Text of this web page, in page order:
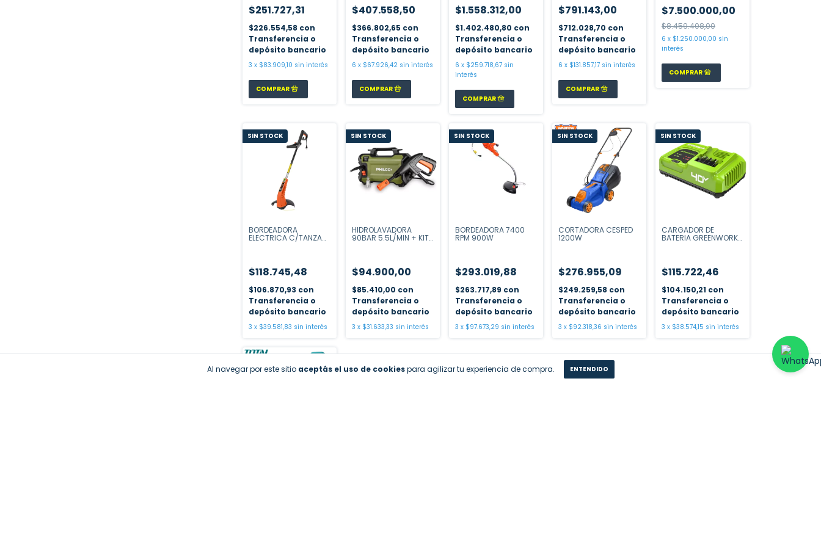
Al navegar por este sitio aceptás el uso de cookiespara agilizar tu experiencia de compra. ENTENDIDO
$251.727,31
$226.554,58 con
Transferencia o
depósito bancario
3 x $83.909,10 sin interés
$407.558,50
$366.802,65 con
Transferencia o
depósito bancario
6 x $67.926,42 sin interés
$1.558.312,00
$1.402.480,80 con
Transferencia o
depósito bancario
6 x $259.718,67 sin
interés
$791.143,00
$712.028,70 con
Transferencia o
depósito bancario
6 x $131.857,17 sin interés
$7.500.000,00
$8.459.408,00
6 x $1.250.000,00 sin
interés
SIN STOCK
BORDEADORA
ELECTRICA C/TANZA
$118.745,48
$106.870,93 con
Transferencia o
depósito bancario
3 x $39.581,83 sin interés
SIN STOCK
HIDROLAVADORA
90BAR 5.5L/MIN + KIT
$94.900,00
$85.410,00 con
Transferencia o
depósito bancario
3 x $31.633,33 sin interés
SIN STOCK
BORDEADORA 7400
RPM 900W
$293.019,88
$263.717,89 con
Transferencia o
depósito bancario
3 x $97.673,29 sin interés
SIN STOCK
CORTADORA CESPED
1200W
$276.955,09
$249.259,58 con
Transferencia o
depósito bancario
3 x $92.318,36 sin interés
SIN STOCK
CARGADOR DE
BATERIA GREENWORKS
$115.722,46
$104.150,21 con
Transferencia o
depósito bancario
3 x $38.574,15 sin interés